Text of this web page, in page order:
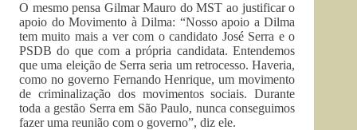
O mesmo pensa Gilmar Mauro do MST ao justificar o
apoio do Movimento à Dilma: “Nosso apoio a Dilma
tem muito mais a ver com o candidato José Serra e o
PSDB do que com a própria candidata. Entendemos
que uma eleição de Serra seria um retrocesso. Haveria,
como no governo Fernando Henrique, um movimento
de criminalização dos movimentos sociais. Durante
toda a gestão Serra em São Paulo, nunca conseguimos
fazer uma reunião com o governo”, diz ele.